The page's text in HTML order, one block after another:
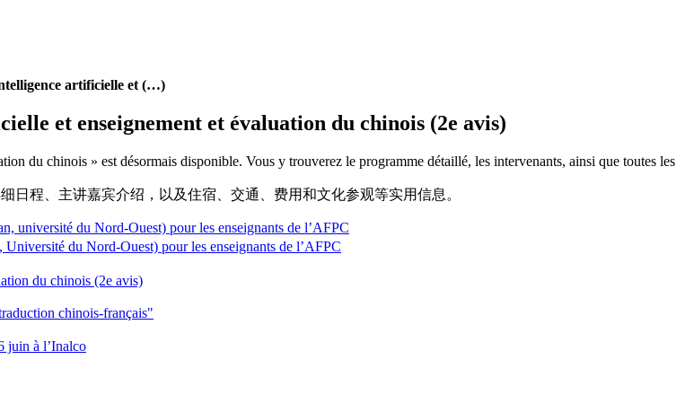
artificielle et (…)
et enseignement et évaluation du chinois (2e avis)
du chinois » est désormais disponible. Vous y trouverez le programme détaillé, les intervenants, ainsi que toutes les
日程、主讲嘉宾介绍，以及住宿、交通、费用和文化参观等实用信息。
du Nord-Ouest) pour les enseignants de l’AFPC
du Nord-Ouest) pour les enseignants de l’AFPC
du chinois (2e avis)
chinois-français"
juin à l’Inalco